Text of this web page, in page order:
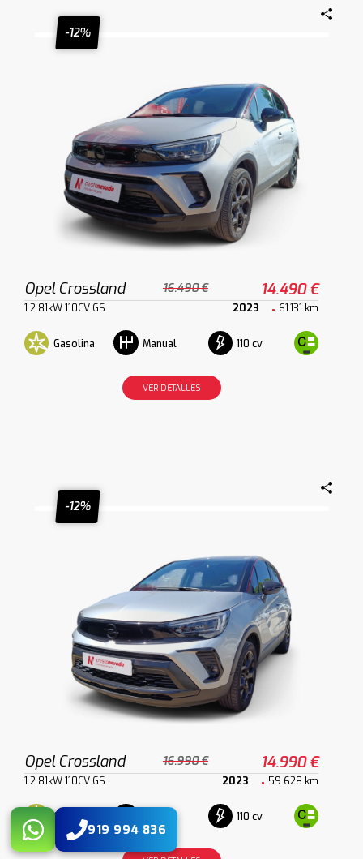
-12%
Opel Crossland 16.490 € 14.490 €
1.2 81kW 110CV GS 2023 61.131 km
Gasolina Manual 110 cv
VER DETALLES
-12%
Opel Crossland 16.990 € 14.990 €
1.2 81kW 110CV GS 2023 59.628 km
Gasolina 110 cv
919 994 836